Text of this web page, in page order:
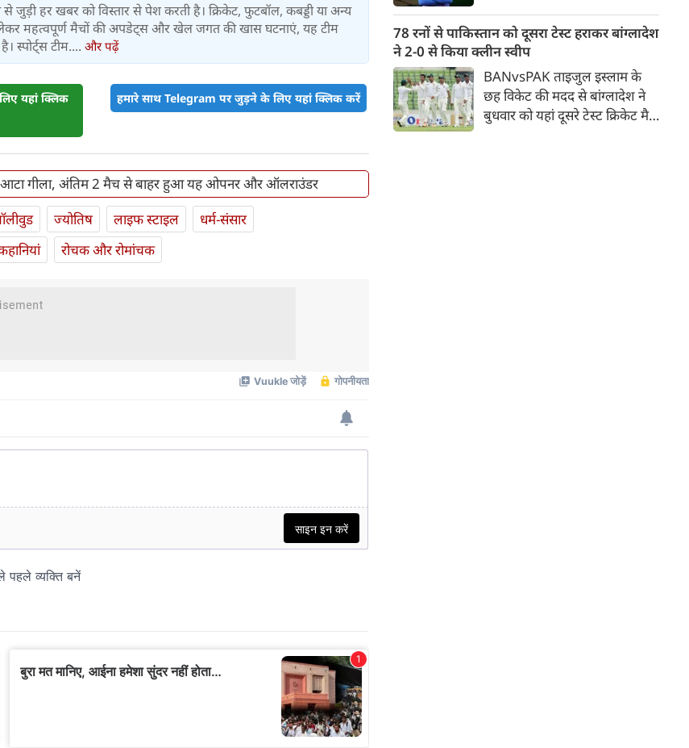
से जुड़ी हर खबर को विस्तार से पेश करती है। क्रिकेट, फुटबॉल, कबड्डी या अन्य
महत्वपूर्ण मैचों की अपडेट्स और खेल जगत की खास घटनाएं, यह टीम
स्पोर्ट्स टीम.... और पढ़ें
यहां क्लिक
हमारे साथ Telegram पर जुड़ने के लिए यहां क्लिक करें
आटा गीला, अंतिम 2 मैच से बाहर हुआ यह ओपनर और ऑलराउंडर
ज्योतिष लाइफ स्‍टाइल
धर्म-संसार
रोचक और रोमांचक
जिसमें युवा ऑलराउंडर माधव तिवारी
सबसे बड़े आकर्षण के रूप में
उभरकर सामने आए हैं। इंडियन
प्रीमियर लीग में दिल्ली कैपिटल्स का
हिस्सा रहे माधव तिवारी इस समय
मध्य प्रदेश के सबसे चर्चित युवा
78 रनों से पाकिस्तान को दूसरा टेस्ट हराकर बांग्लादेश
ने 2-0 से किया क्लीन स्वीप
BANvsPAK ताइजुल इस्लाम के
छह विकेट की मदद से बांग्लादेश ने
बुधवार को यहां दूसरे टेस्ट क्रिकेट मैच